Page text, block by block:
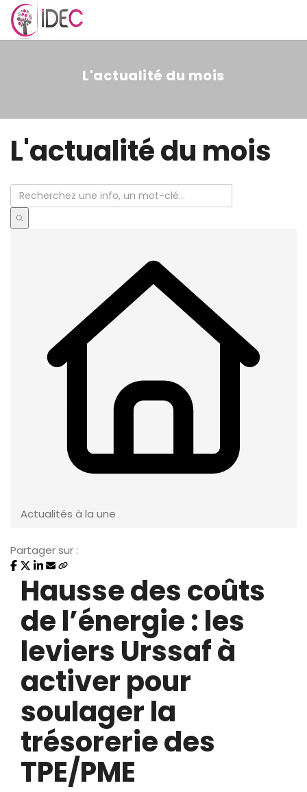
MENU
L'actualité du mois
L'actualité du mois
Actualités à la une
Partager sur :
Hausse des coûts
de l’énergie : les
leviers Urssaf à
activer pour
soulager la
trésorerie des
TPE/PME